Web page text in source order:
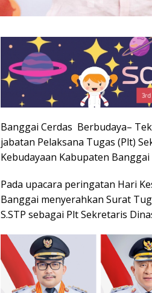
Banggai Cerdas Berbudaya–
jabatan Pelaksana Tugas (Plt)
Kebudayaan Kabupaten
Pada upacara peringatan Hari
Banggai menyerahkan Surat
S.STP sebagai Plt Sekretaris